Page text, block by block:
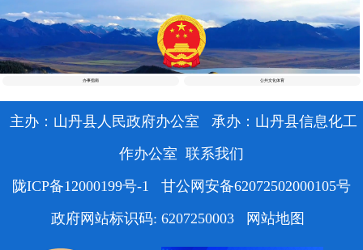
办事指南 公共文化体育